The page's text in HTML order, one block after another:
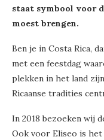
staat symbool voor
moest brengen.
Ben je in Costa Rica,
met een feestdag
plekken in het land
Ricaanse tradities
In 2018 bezoeken wij
Ook voor Eliseo is